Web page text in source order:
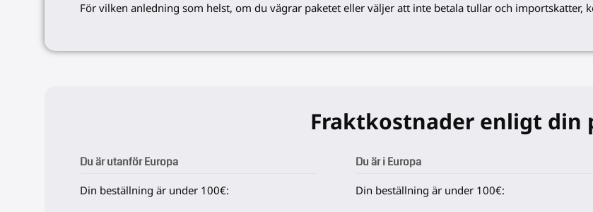
För vilken anledning som helst, om du vägrar paketet eller väljer att inte betala tullar och
Fraktkostnader enligt din
Du är utanför Europa
Din beställning är under 100€:
Du är i Europa
Din beställning är under 100€: